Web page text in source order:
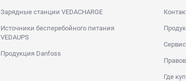
Зарядные станции VEDACHARGE
Источники бесперебойного питания
VEDAUPS
Продукция Danfoss
Сервис
Где